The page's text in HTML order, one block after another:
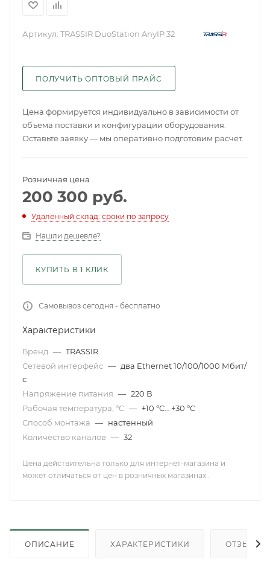
Артикул: TRASSIR DuoStation AnyIP 32
ПОЛУЧИТЬ ОПТОВЫЙ ПРАЙС
Цена формируется индивидуально в зависимости от
объема поставки и конфигурации оборудования.
Оставьте заявку — мы оперативно подготовим расчет.
Розничная цена
200 300 руб.
Удаленный склад: сроки по запросу
Нашли дешевле?
КУПИТЬ В 1 КЛИК
Самовывоз сегодня - бесплатно
Характеристики
Бренд — TRASSIR
Сетевой интерфейс — два Ethernet 10/100/1000 Мбит/
с
Напряжение питания — 220 В
Рабочая температура, °С — +10 °C… +30 °C
Способ монтажа — настенный
Количество каналов — 32
Цена действительна только для интернет-магазина и
может отличаться от цен в розничных магазинах .
ОПИСАНИЕ ХАРАКТЕРИСТИКИ ОТЗЫВЫ